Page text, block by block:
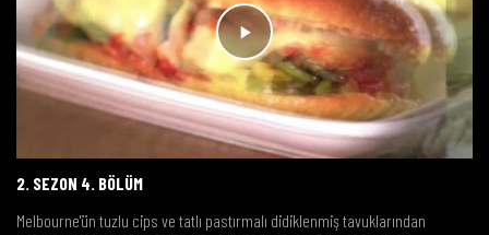
2. SEZON 4. BÖLÜM
Melbourne'ün tuzlu cips ve tatlı pastırmalı didiklenmiş tavuklarından